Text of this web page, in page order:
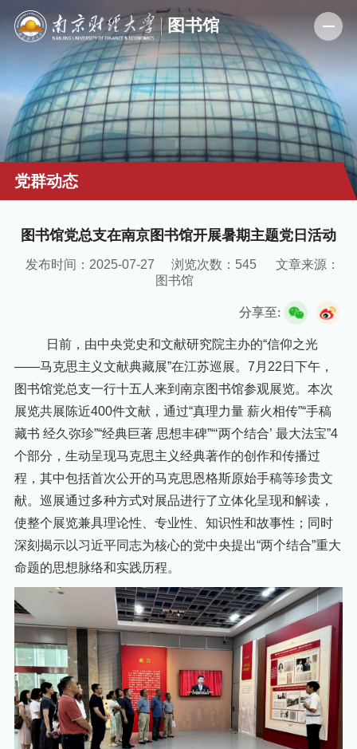
党群动态
图书馆党总支在南京图书馆开展暑期主题党日活动
发布时间：2025-07-27 浏览次数： 545
文章来源：
图书馆
分享至:
日前，由中央党史和文献研究院主办的“信仰之光
——马克思主义文献典藏展”在江苏巡展。7月22日下午，
图书馆党总支一行十五人来到南京图书馆参观展览。本次
展览共展陈近400件文献，通过“真理力量 薪火相传”“手稿
藏书 经久弥珍”“经典巨著 思想丰碑”“‘两个结合’ 最大法宝”4
个部分，生动呈现马克思主义经典著作的创作和传播过
程，其中包括首次公开的马克思恩格斯原始手稿等珍贵文
献。巡展通过多种方式对展品进行了立体化呈现和解读，
使整个展览兼具理论性、专业性、知识性和故事性；同时
深刻揭示以习近平同志为核心的党中央提出“两个结合”重大
命题的思想脉络和实践历程。